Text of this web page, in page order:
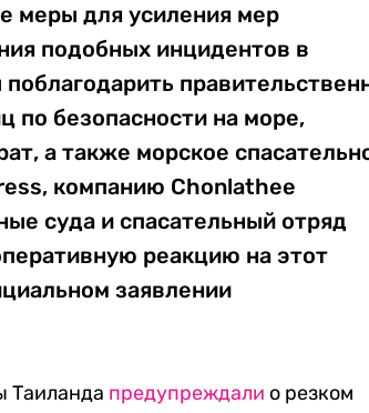
меры для усиления мер
подобных инцидентов в
по безопасности на море,
а также морское
компанию Chonlathee
суда и спасательный отряд
реакцию на этот
заявлении
Таиланда предупреждали о резком